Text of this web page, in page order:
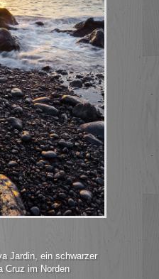
Jardin, ein schwarzer
Cruz im Norden